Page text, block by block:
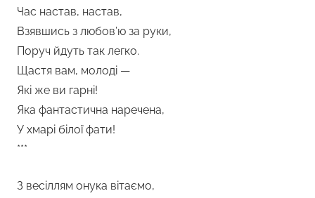
Час настав, настав,
Взявшись з любов’ю за руки,
Поруч йдуть так легко.
Щастя вам, молоді —
Які же ви гарні!
Яка фантастична наречена,
У хмарі білої фати!
***
З весіллям онука вітаємо,